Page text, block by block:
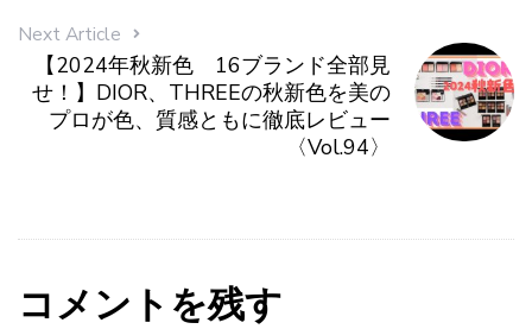
Next Article
【2024年秋新色 16ブランド全部見
せ！】DIOR、THREEの秋新色を美の
プロが色、質感ともに徹底レビュー
〈Vol.94〉
コメントを残す